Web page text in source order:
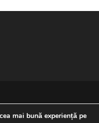
mai bună experiență pe